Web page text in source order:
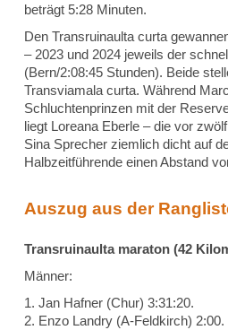
beträgt 5:28 Minuten.
Den Transruinaulta curta
– 2023 und 2024 jeweils der
(Bern/2:08:45 Stunden). Beide
Transviamala curta. Während
Schluchtenprinzen mit der
liegt Loreana Eberle – die vor
Sina Sprecher ziemlich dicht auf
Halbzeitführende einen Abstand
Auszug aus der
Transruinaulta maraton (42
Männer:
1. Jan Hafner (Chur) 3:31:20.
2. Enzo Landry (A-Feldkirch) 2:00.